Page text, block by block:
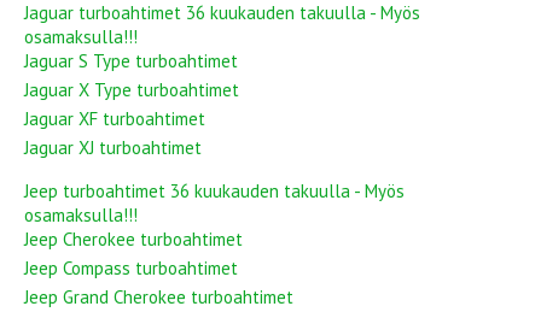
Jaguar turboahtimet 36 kuukauden takuulla - Myös
osamaksulla!!!
Jaguar S Type turboahtimet
Jaguar X Type turboahtimet
Jaguar XF turboahtimet
Jaguar XJ turboahtimet
Jeep turboahtimet 36 kuukauden takuulla - Myös
osamaksulla!!!
Jeep Cherokee turboahtimet
Jeep Compass turboahtimet
Jeep Grand Cherokee turboahtimet